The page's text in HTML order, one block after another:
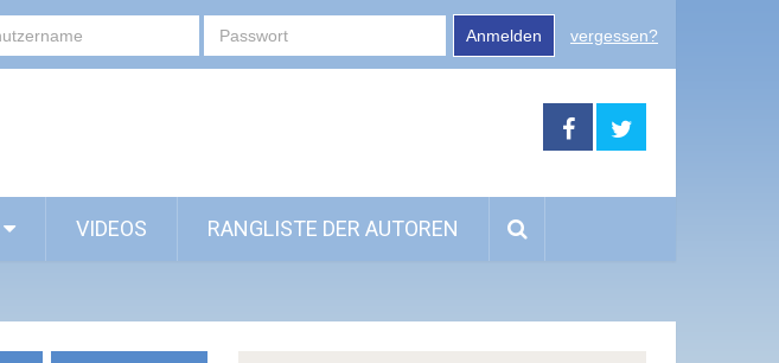
Anmelden vergessen?
VIDEOS RANGLISTE DER AUTOREN